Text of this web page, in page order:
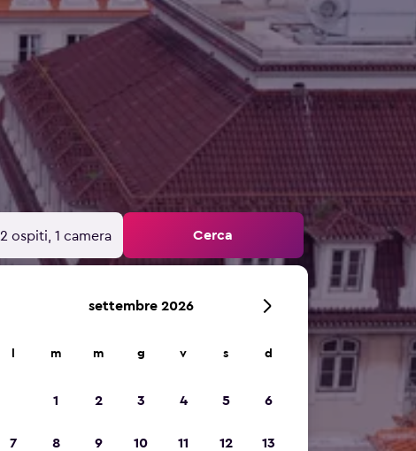
2 ospiti, 1 camera Cerca
settembre 2026
m m g v s d
1 2 3 4 5 6
7 8 9 10 11 12 13